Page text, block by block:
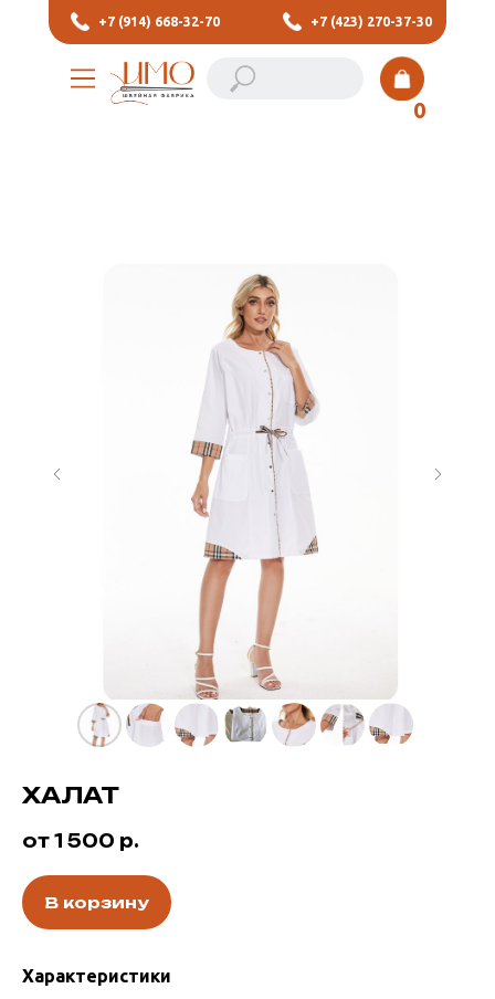
+7 (423) 270-37-30
+7 (914) 668-32-70
0
ХАЛАТ
от 1 500 р.
В корзину
Характеристики